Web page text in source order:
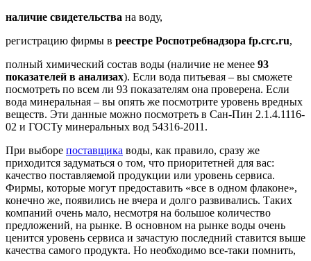
наличие свидетельства на воду,
регистрацию фирмы в реестре Роспотребнадзора fp.crc.ru,
полный химический состав воды (наличие не менее 93
показателей в анализах). Если вода питьевая – вы сможете
посмотреть по всем ли 93 показателям она проверена. Если
вода минеральная – вы опять же посмотрите уровень вредных
веществ. Эти данные можно посмотреть в Сан-Пин 2.1.4.1116-
02 и ГОСТу минеральных вод 54316-2011.
При выборе поставщика воды, как правило, сразу же
приходится задуматься о том, что приоритетней для вас:
качество поставляемой продукции или уровень сервиса.
Фирмы, которые могут предоставить «все в одном флаконе»,
конечно же, появились не вчера и долго развивались. Таких
компаний очень мало, несмотря на большое количество
предложений, на рынке. В основном на рынке воды очень
ценится уровень сервиса и зачастую последний ставится выше
качества самого продукта. Но необходимо все-таки помнить,